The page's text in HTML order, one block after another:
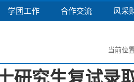
学团工作 合作交流 风采
当前位